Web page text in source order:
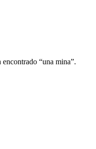
“una mina”.